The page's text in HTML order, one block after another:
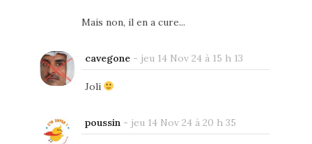
Mais non, il en a cure...
cavegone- jeu 14 Nov 24 à 15 h 13
Joli
poussin- jeu 14 Nov 24 à 20 h 35